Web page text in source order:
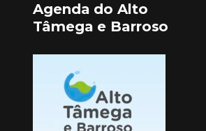
Agenda do Alto
Tâmega e Barroso